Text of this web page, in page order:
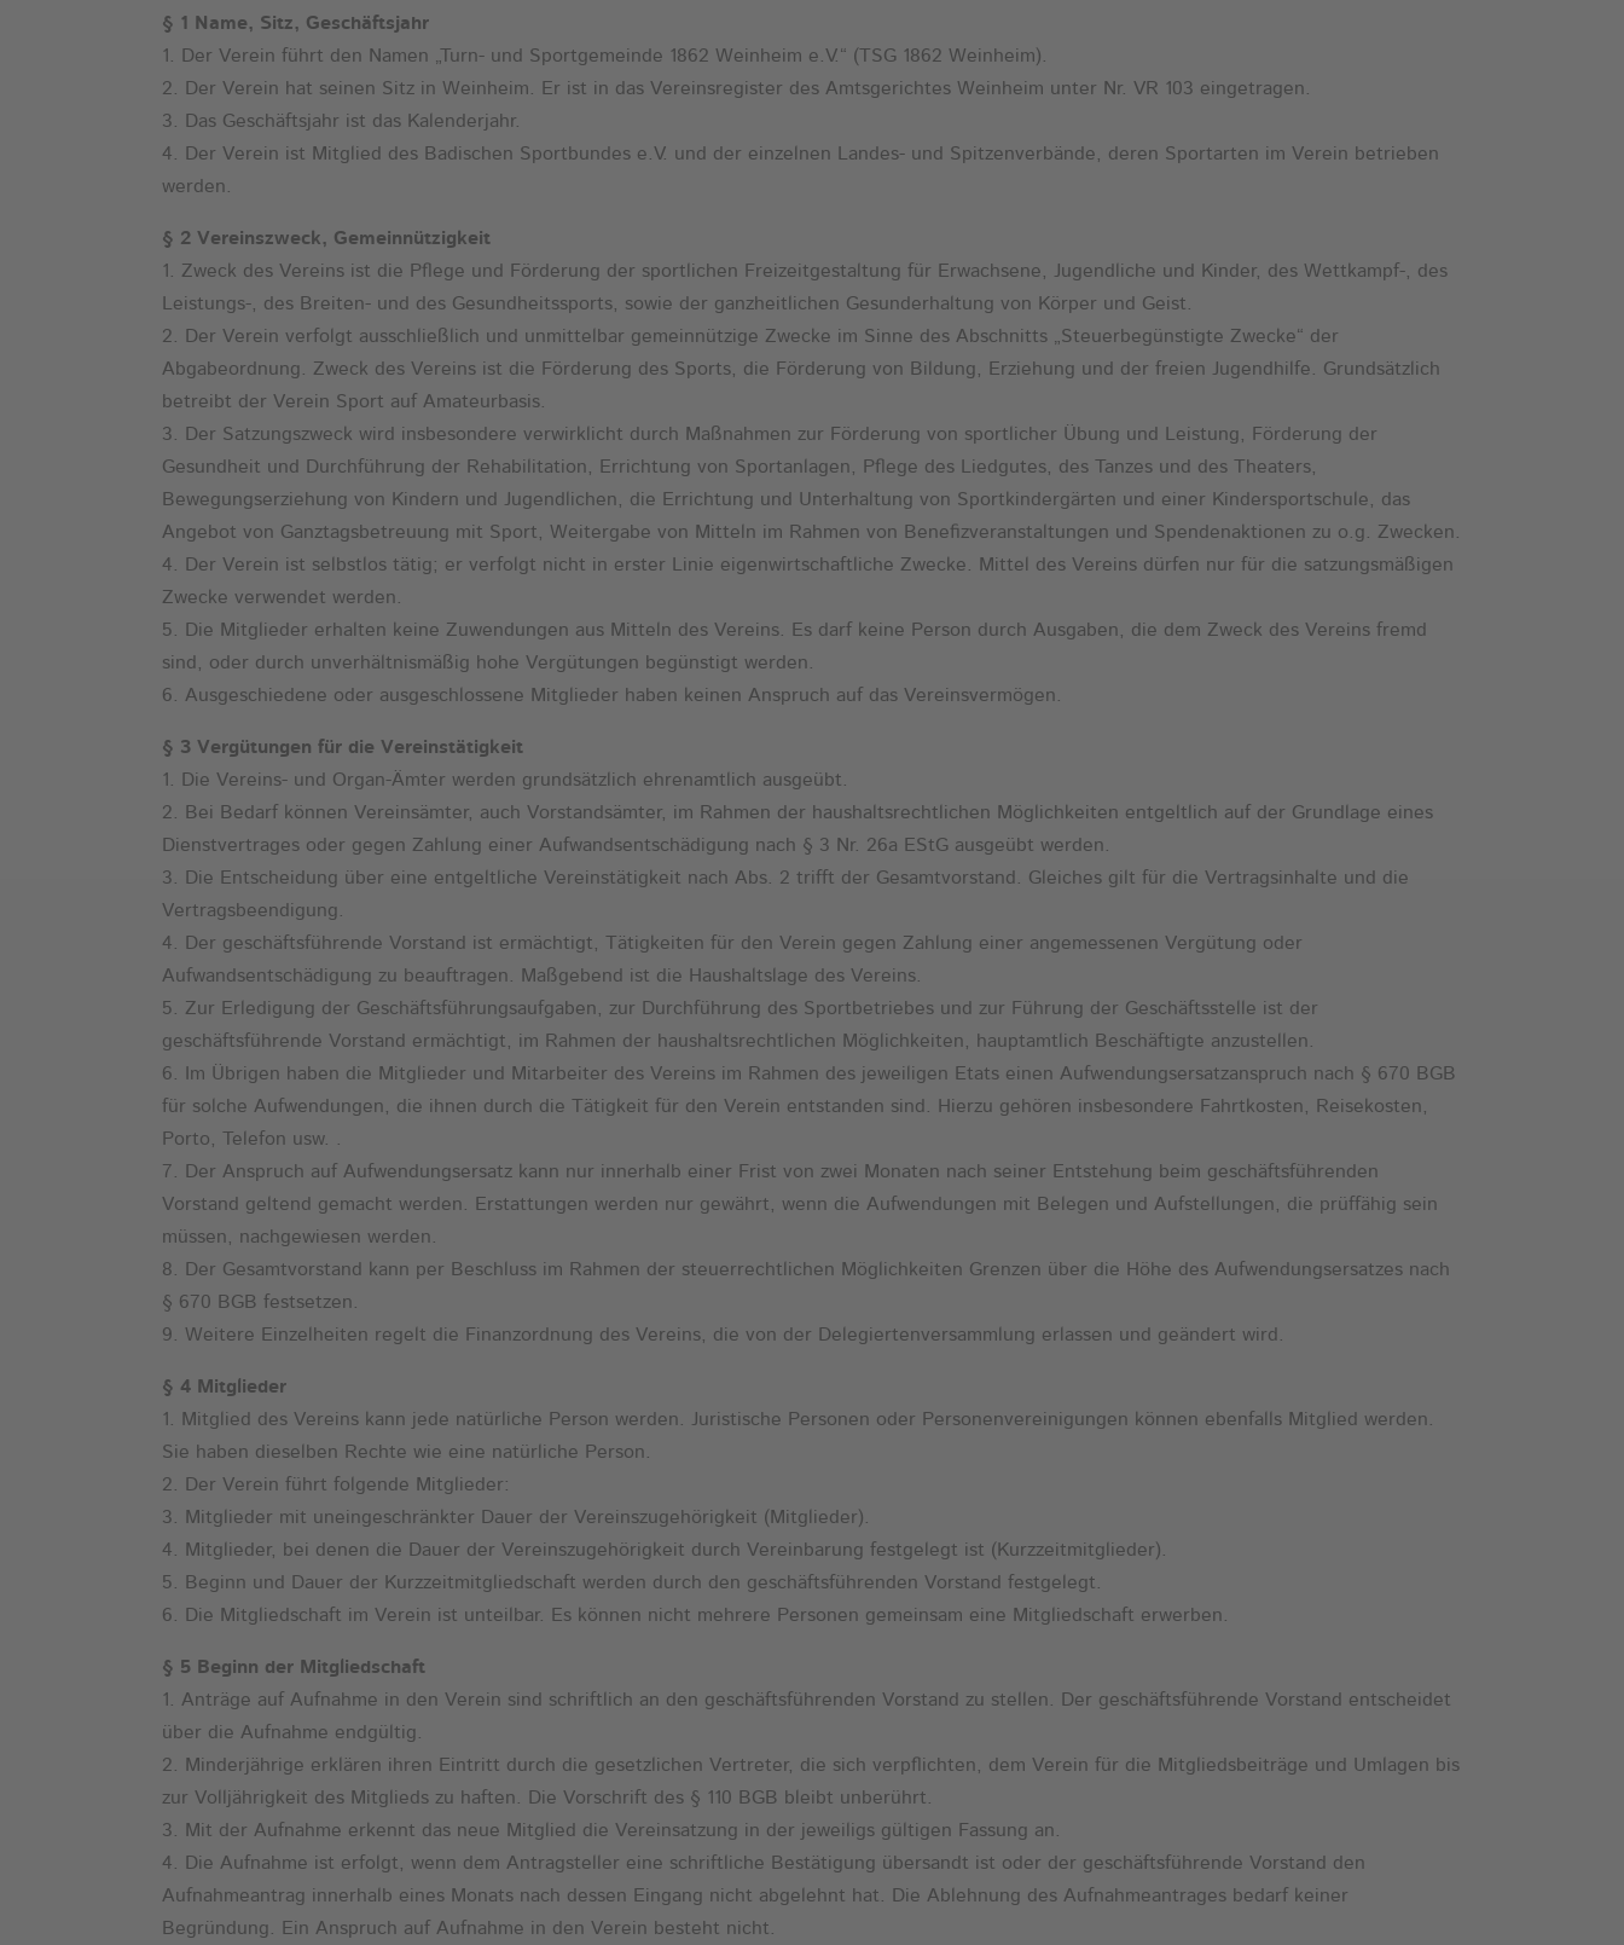
§ 1 Name, Sitz, Geschäftsjahr
1. Der Verein führt den Namen „Turn- und Sportgemeinde 1862 Weinheim e.V.“ (TSG 1862 Weinheim).
2. Der Verein hat seinen Sitz in Weinheim. Er ist in das Vereinsregister des Amtsgerichtes Weinheim unter Nr. VR 103 eingetragen.
3. Das Geschäftsjahr ist das Kalenderjahr.
4. Der Verein ist Mitglied des Badischen Sportbundes e.V. und der einzelnen Landes- und Spitzenverbände, deren Sportarten im Verein betrieben
werden.
§ 2 Vereinszweck, Gemeinnützigkeit
1. Zweck des Vereins ist die Pflege und Förderung der sportlichen Freizeitgestaltung für Erwachsene, Jugendliche und Kinder, des Wettkampf-, des
Leistungs-, des Breiten- und des Gesundheitssports, sowie der ganzheitlichen Gesunderhaltung von Körper und Geist.
2. Der Verein verfolgt ausschließlich und unmittelbar gemeinnützige Zwecke im Sinne des Abschnitts „Steuerbegünstigte Zwecke“ der
Abgabeordnung. Zweck des Vereins ist die Förderung des Sports, die Förderung von Bildung, Erziehung und der freien Jugendhilfe. Grundsätzlich
betreibt der Verein Sport auf Amateurbasis.
3. Der Satzungszweck wird insbesondere verwirklicht durch Maßnahmen zur Förderung von sportlicher Übung und Leistung, Förderung der
Gesundheit und Durchführung der Rehabilitation, Errichtung von Sportanlagen, Pflege des Liedgutes, des Tanzes und des Theaters,
Bewegungserziehung von Kindern und Jugendlichen, die Errichtung und Unterhaltung von Sportkindergärten und einer Kindersportschule, das
Angebot von Ganztagsbetreuung mit Sport, Weitergabe von Mitteln im Rahmen von Benefizveranstaltungen und Spendenaktionen zu o.g. Zwecken.
4. Der Verein ist selbstlos tätig; er verfolgt nicht in erster Linie eigenwirtschaftliche Zwecke. Mittel des Vereins dürfen nur für die satzungsmäßigen
Zwecke verwendet werden.
5. Die Mitglieder erhalten keine Zuwendungen aus Mitteln des Vereins. Es darf keine Person durch Ausgaben, die dem Zweck des Vereins fremd
sind, oder durch unverhältnismäßig hohe Vergütungen begünstigt werden.
6. Ausgeschiedene oder ausgeschlossene Mitglieder haben keinen Anspruch auf das Vereinsvermögen.
§ 3 Vergütungen für die Vereinstätigkeit
1. Die Vereins- und Organ-Ämter werden grundsätzlich ehrenamtlich ausgeübt.
2. Bei Bedarf können Vereinsämter, auch Vorstandsämter, im Rahmen der haushaltsrechtlichen Möglichkeiten entgeltlich auf der Grundlage eines
Dienstvertrages oder gegen Zahlung einer Aufwandsentschädigung nach § 3 Nr. 26a EStG ausgeübt werden.
3. Die Entscheidung über eine entgeltliche Vereinstätigkeit nach Abs. 2 trifft der Gesamtvorstand. Gleiches gilt für die Vertragsinhalte und die
Vertragsbeendigung.
4. Der geschäftsführende Vorstand ist ermächtigt, Tätigkeiten für den Verein gegen Zahlung einer angemessenen Vergütung oder
Aufwandsentschädigung zu beauftragen. Maßgebend ist die Haushaltslage des Vereins.
5. Zur Erledigung der Geschäftsführungsaufgaben, zur Durchführung des Sportbetriebes und zur Führung der Geschäftsstelle ist der
geschäftsführende Vorstand ermächtigt, im Rahmen der haushaltsrechtlichen Möglichkeiten, hauptamtlich Beschäftigte anzustellen.
6. Im Übrigen haben die Mitglieder und Mitarbeiter des Vereins im Rahmen des jeweiligen Etats einen Aufwendungsersatzanspruch nach § 670 BGB
für solche Aufwendungen, die ihnen durch die Tätigkeit für den Verein entstanden sind. Hierzu gehören insbesondere Fahrtkosten, Reisekosten,
Porto, Telefon usw. .
7. Der Anspruch auf Aufwendungsersatz kann nur innerhalb einer Frist von zwei Monaten nach seiner Entstehung beim geschäftsführenden
Vorstand geltend gemacht werden. Erstattungen werden nur gewährt, wenn die Aufwendungen mit Belegen und Aufstellungen, die prüffähig sein
müssen, nachgewiesen werden.
8. Der Gesamtvorstand kann per Beschluss im Rahmen der steuerrechtlichen Möglichkeiten Grenzen über die Höhe des Aufwendungsersatzes nach
§ 670 BGB festsetzen.
9. Weitere Einzelheiten regelt die Finanzordnung des Vereins, die von der Delegiertenversammlung erlassen und geändert wird.
§ 4 Mitglieder
1. Mitglied des Vereins kann jede natürliche Person werden. Juristische Personen oder Personenvereinigungen können ebenfalls Mitglied werden.
Sie haben dieselben Rechte wie eine natürliche Person.
2. Der Verein führt folgende Mitglieder:
3. Mitglieder mit uneingeschränkter Dauer der Vereinszugehörigkeit (Mitglieder).
4. Mitglieder, bei denen die Dauer der Vereinszugehörigkeit durch Vereinbarung festgelegt ist (Kurzzeitmitglieder).
5. Beginn und Dauer der Kurzzeitmitgliedschaft werden durch den geschäftsführenden Vorstand festgelegt.
6. Die Mitgliedschaft im Verein ist unteilbar. Es können nicht mehrere Personen gemeinsam eine Mitgliedschaft erwerben.
§ 5 Beginn der Mitgliedschaft
1. Anträge auf Aufnahme in den Verein sind schriftlich an den geschäftsführenden Vorstand zu stellen. Der geschäftsführende Vorstand entscheidet
über die Aufnahme endgültig.
2. Minderjährige erklären ihren Eintritt durch die gesetzlichen Vertreter, die sich verpflichten, dem Verein für die Mitgliedsbeiträge und Umlagen bis
zur Volljährigkeit des Mitglieds zu haften. Die Vorschrift des § 110 BGB bleibt unberührt.
3. Mit der Aufnahme erkennt das neue Mitglied die Vereinsatzung in der jeweiligs gültigen Fassung an.
4. Die Aufnahme ist erfolgt, wenn dem Antragsteller eine schriftliche Bestätigung übersandt ist oder der geschäftsführende Vorstand den
Aufnahmeantrag innerhalb eines Monats nach dessen Eingang nicht abgelehnt hat. Die Ablehnung des Aufnahmeantrages bedarf keiner
Begründung. Ein Anspruch auf Aufnahme in den Verein besteht nicht.